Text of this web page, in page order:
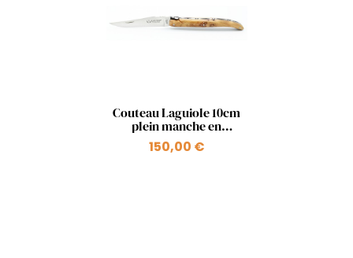
Aperçu rapide
Couteau Laguiole 10cm
plein manche en
genevrier
150,00 €